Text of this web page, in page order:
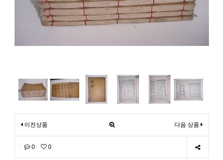
이전상품 다음 상품
0 0